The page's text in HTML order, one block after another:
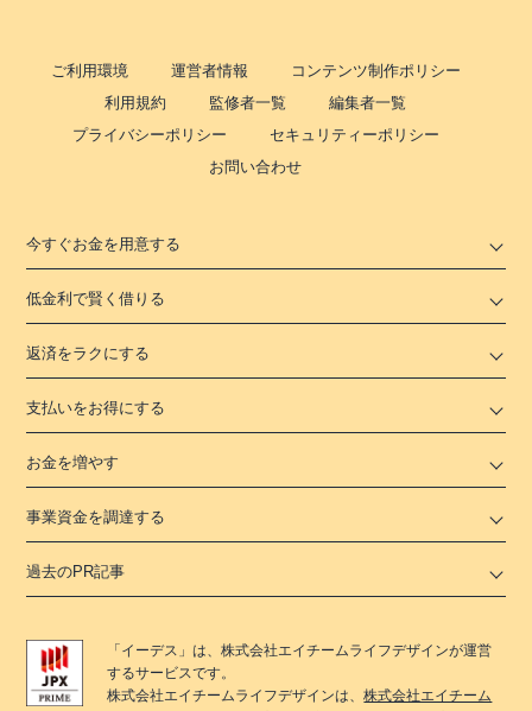
ご利用環境 運営者情報
コンテンツ制作ポリシー
利用規約
監修者一覧
編集者一覧
プライバシーポリシー
セキュリティーポリシー
お問い合わせ
今すぐお金を用意する
低金利で賢く借りる
返済をラクにする
支払いをお得にする
お金を増やす
事業資金を調達する
過去のPR記事
「 イーデス 」は、株式会社エイチームライフデザインが運営
するサービスです。
株式会社エイチームライフデザインは、株式会社エイチーム